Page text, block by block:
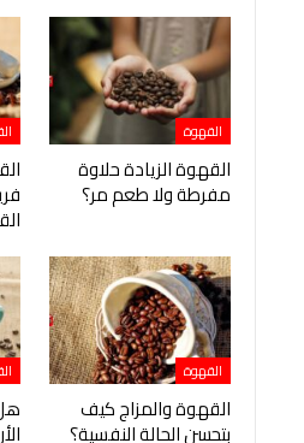
القهوة
القهوة الزيادة حلاوة
مفرطة ولا طعم مر؟
القهوة
القهوة والمزاج كيف
بتحسن الحالة النفسية؟